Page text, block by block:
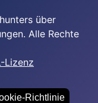
Richtlinie
über
Alle Rechte
Lizenz